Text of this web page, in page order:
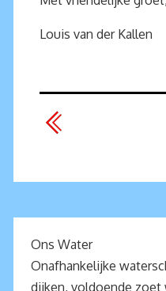
Louis van der Kallen
Ons Water
Onafhankelijke
dijken, voldoende zoet